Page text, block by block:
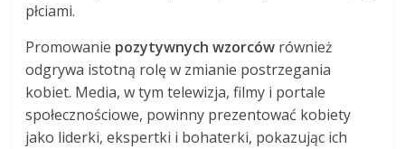
płciami.
Promowanie pozytywnych wzorców również
odgrywa istotną rolę w zmianie postrzegania
kobiet. Media, w tym telewizja, filmy i portale
społecznościowe, powinny prezentować kobiety
jako liderki, ekspertki i bohaterki, pokazując ich